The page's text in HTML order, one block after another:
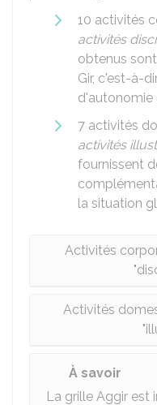
10 activités
activités
obtenus
Gir, c'est-à-
d'autonomie
7 activités
activités
fournissent
la situation
Activités
Activités
À savoir
La grille Aggir est